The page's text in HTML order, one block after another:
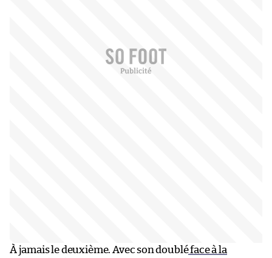
À jamais le deuxième. Avec son doubléface à la